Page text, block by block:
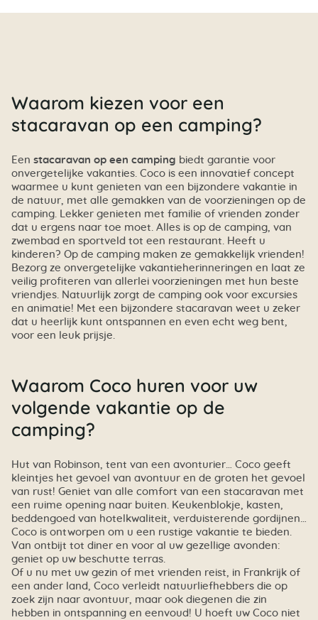
Waarom kiezen voor een
stacaravan op een camping?
Een stacaravan op een camping biedt garantie voor
onvergetelijke vakanties. Coco is een innovatief concept
waarmee u kunt genieten van een bijzondere vakantie in
de natuur, met alle gemakken van de voorzieningen op de
camping. Lekker genieten met familie of vrienden zonder
dat u ergens naar toe moet. Alles is op de camping, van
zwembad en sportveld tot een restaurant. Heeft u
kinderen? Op de camping maken ze gemakkelijk vrienden!
Bezorg ze onvergetelijke vakantieherinneringen en laat ze
veilig profiteren van allerlei voorzieningen met hun beste
vriendjes. Natuurlijk zorgt de camping ook voor excursies
en animatie! Met een bijzondere stacaravan weet u zeker
dat u heerlijk kunt ontspannen en even echt weg bent,
voor een leuk prijsje.
Waarom Coco huren voor uw
volgende vakantie op de
camping?
Hut van Robinson, tent van een avonturier… Coco geeft
kleintjes het gevoel van avontuur en de groten het gevoel
van rust! Geniet van alle comfort van een stacaravan met
een ruime opening naar buiten. Keukenblokje, kasten,
beddengoed van hotelkwaliteit, verduisterende gordijnen…
Coco is ontworpen om u een rustige vakantie te bieden.
Van ontbijt tot diner en voor al uw gezellige avonden:
geniet op uw beschutte terras.
Of u nu met uw gezin of met vrienden reist, in Frankrijk of
een ander land, Coco verleidt natuurliefhebbers die op
zoek zijn naar avontuur, maar ook diegenen die zin
hebben in ontspanning en eenvoud! U hoeft uw Coco niet